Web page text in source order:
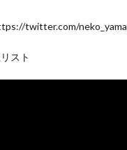
twitter.com/neko_yama
スト